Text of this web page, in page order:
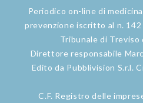
Periodico on-line di
prevenzione iscritto al n.
Tribunale di
Direttore responsabile
Edito da Pubblivision S.r.l.
C.F. Registro delle